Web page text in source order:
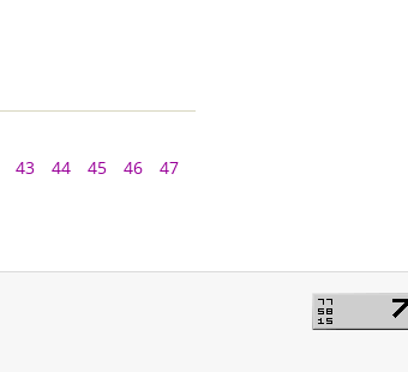
43 44 45 46
47